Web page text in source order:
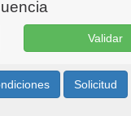
Solicitud